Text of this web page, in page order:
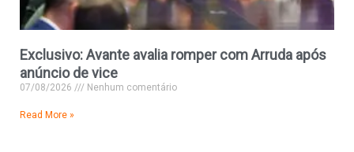
Exclusivo: Avante avalia romper com Arruda após
anúncio de vice
07/08/2026 Nenhum comentário
Read More »